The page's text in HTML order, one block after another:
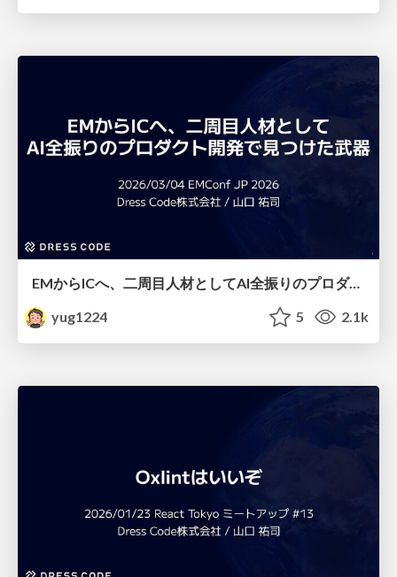
EMからICへ、二周目人材としてAI全振りのプロダクト開発で見つけた武器
yug1224
5 2.1k